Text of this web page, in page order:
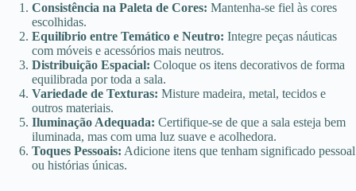
Consistência na Paleta de Cores: Mantenha-se fiel às cores
escolhidas.
Equilíbrio entre Temático e Neutro: Integre peças náuticas
com móveis e acessórios mais neutros.
Distribuição Espacial: Coloque os itens decorativos de forma
equilibrada por toda a sala.
Variedade de Texturas: Misture madeira, metal, tecidos e
outros materiais.
Iluminação Adequada: Certifique-se de que a sala esteja bem
iluminada, mas com uma luz suave e acolhedora.
Toques Pessoais: Adicione itens que tenham significado pessoal
ou histórias únicas.